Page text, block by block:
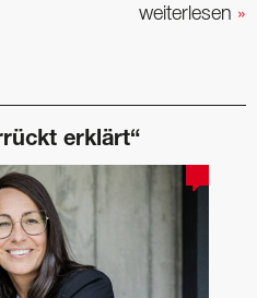
weiterlesen »
erklärt“